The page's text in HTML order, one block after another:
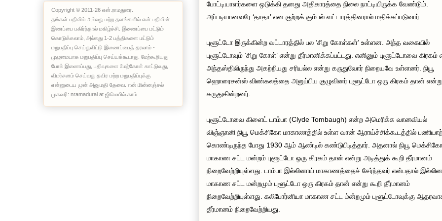
போட்டியாளர்களை ஒடுக்கி தனது அதிகாரத்தை நிலை நாட்டியிருக்க வேண்டும்.
அப்படியானவரே ‘தாதா’ என குற்றக் கும்பல் வட்டாரத்தினரால் மதிக்கப்படுவார்.
புளூட்டோ இருக்கின்ற வட்டாரத்தில் பல ‘சிறு கோள்கள்’ உள்ளன. அந்த வகையில்
புளூட்டோவும் ‘சிறு கோள்’ என்று தீர்மானிக்கப்பட்டது. எனினும் புளூட்டோவை கிரகம்
அந்தஸ்திலிருந்து அகற்றியது சரியல்ல என்று கருதுவோர் நிறையவே உள்ளனர். நியூ
ஹொரைசன்ஸ் விண்கலத்தை அனுப்பிய குழுவினர் புளூட்டோ ஒரு கிரகம் தான் என்று
கருதுகின்றனர்.
புளூட்டோவை கிளைட் டாம்பா (Clyde Tombaugh) என்ற அமெரிக்க வானவியல்
விஞ்ஞானி நியூ மெக்சிகோ மாகாணத்தில் உள்ள வான் ஆராய்ச்சிக்கூடத்தில்
கொண்டிருந்த போது 1930 ஆம் ஆண்டில் கண்டுபிடித்தார். அதனால் நியூ
மாகாண சட்ட மன்றம் புளூட்டோ ஒரு கிரகம் தான் என்று அடித்துக் கூறி தீர்மானம்
நிறைவேற்றியுள்ளது. டாம்பா இல்லினாய் மாகாணத்தைச் சேர்ந்தவர் என்பதால்
மாகாண சட்ட மன்றமும் புளூட்டோ ஒரு கிரகம் தான் என்று கூறி தீர்மானம்
நிறைவேற்றியுள்ளது. கலிபோர்னியா மாகாண சட்ட ம்ன்றமும் புளூட்டோவுக்கு
தீர்மானம் நிறைவேற்றியது.
Copyright © 2011-26 என்.ராமதுரை.
தங்கள் பதிவில் அல்லது மற்ற தளங்களில் என் பதிவின்
இணப்பை பகிர்ந்தால் மகிழ்ச்சி. இணைப்பை மட்டும்
கொடுக்கலாம், அல்லது 1-2 பத்திகளை மட்டும்
மறுபதிப்பு செய்துவிட்டு இணைப்பைத் தரலாம் -
முழுமையாக மறுபதிப்பு செய்யக்கூடாது. மேற்கூறியது
போல் இணைப்பது, பதிவுகளை மேற்கோள் காட்டுவது,
விமர்சனம் செய்வது தவிர மற்ற மறுபதிப்புக்கு
என்னுடைய முன் அனுமதி தேவை. என் மின்னஞ்சல்
முகவரி: nramadurai at ஜிமெயில்.காம்